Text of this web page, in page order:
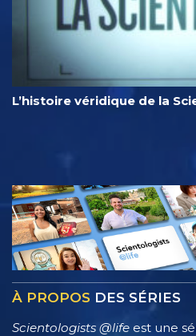
L’histoire véridique de la
À PROPOS DES SÉRIES
Scientologists @life est une